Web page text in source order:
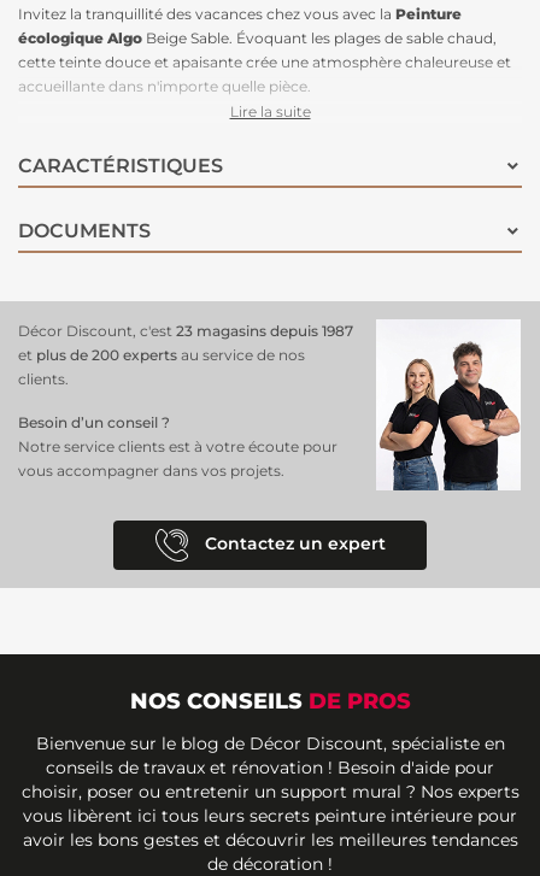
Invitez la tranquillité des vacances chez vous avec la Peinture
écologique Algo Beige Sable. Évoquant les plages de sable chaud,
cette teinte douce et apaisante crée une atmosphère chaleureuse et
accueillante dans n'importe quelle pièce.
Associez ce beige délicat à des couleurs marines pour une ambiance
galets pour une palette naturelle et harmonieuse. Pour un effet plus
audacieux, mariez-le avec des verts, verts bleus ou bleus pour un
Safinition velours
ajoute une touche d’élégance et de sophistication,
tout en restant lessivable pour un entretien sans souci. Avec Beige
et le style se rencontrent !
Lire la suite
CARACTÉRISTIQUES
DOCUMENTS
Décor Discount, c'est 23 magasins depuis 1987
et plus de 200 experts au service de nos
clients.
Besoin d’un conseil ?
Notre service clients est à votre écoute pour
vous accompagner dans vos projets.
Contactez un expert
NOS CONSEILS DE PROS
Bienvenue sur le blog de Décor Discount, spécialiste en
conseils de travaux et rénovation ! Besoin d'aide pour
choisir, poser ou entretenir un support mural ? Nos experts
vous libèrent ici tous leurs secrets peinture intérieure pour
avoir les bons gestes et découvrir les meilleures tendances
de décoration !